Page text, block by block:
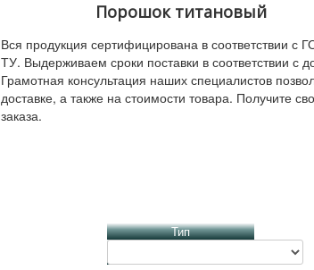
Порошок титановый
Вся продукция сертифицирована в соответствии с
ТУ. Выдерживаем сроки поставки в соответствии с
Грамотная консультация наших специалистов
доставке, а также на стоимости товара. Получите
заказа.
Тип